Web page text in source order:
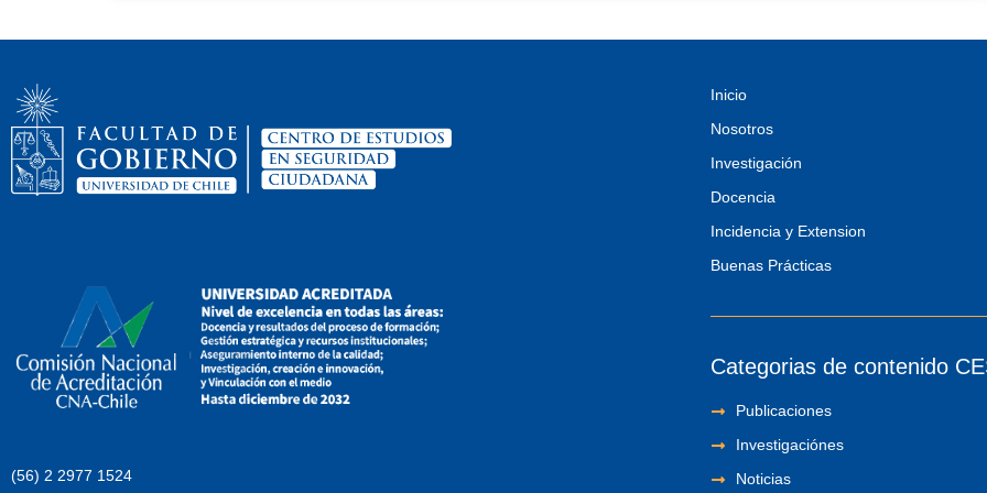
(56) 2 2977 1524
Inicio
Nosotros
Investigación
Docencia
Incidencia y Extension
Buenas Prácticas
Categorias de contenido
Publicaciones
Investigaciónes
Noticias